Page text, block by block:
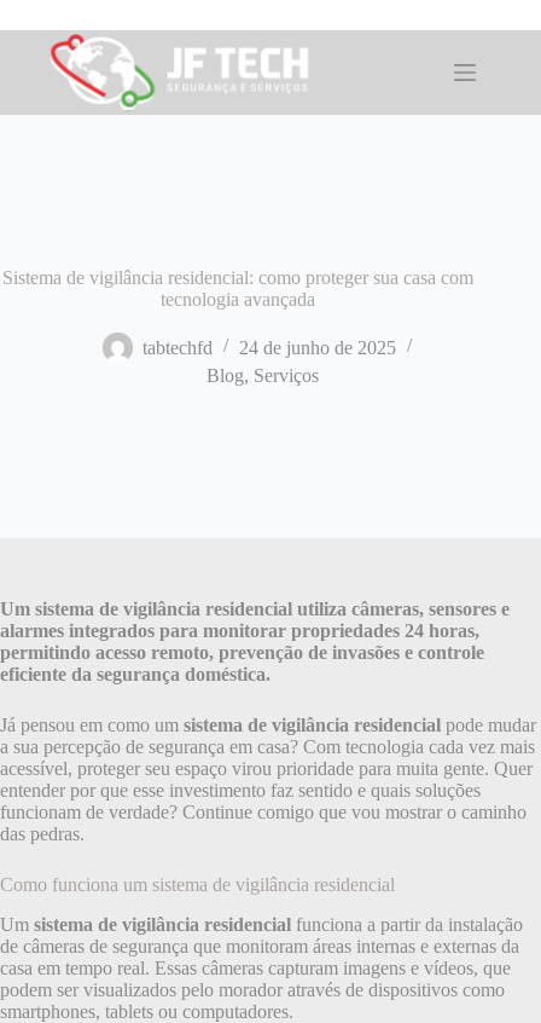
para
conteúdo
Sistema de vigilância residencial: como proteger sua casa com
tecnologia avançada
tabtechfd
24 de junho de 2025
Blog, Serviços
Um sistema de vigilância residencial utiliza câmeras, sensores e
alarmes integrados para monitorar propriedades 24 horas,
permitindo acesso remoto, prevenção de invasões e controle
eficiente da segurança doméstica.
Já pensou em como um sistema de vigilância residencial pode mudar
a sua percepção de segurança em casa? Com tecnologia cada vez mais
acessível, proteger seu espaço virou prioridade para muita gente. Quer
entender por que esse investimento faz sentido e quais soluções
funcionam de verdade? Continue comigo que vou mostrar o caminho
das pedras.
Como funciona um sistema de vigilância residencial
Um sistema de vigilância residencial funciona a partir da instalação
de câmeras de segurança que monitoram áreas internas e externas da
casa em tempo real. Essas câmeras capturam imagens e vídeos, que
podem ser visualizados pelo morador através de dispositivos como
smartphones, tablets ou computadores.